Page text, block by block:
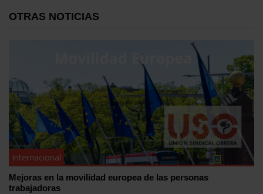
OTRAS NOTICIAS
Internacional
Mejoras en la movilidad europea de las personas
trabajadoras